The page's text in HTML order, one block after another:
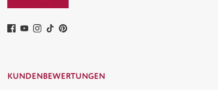
KUNDENBEWERTUNGEN